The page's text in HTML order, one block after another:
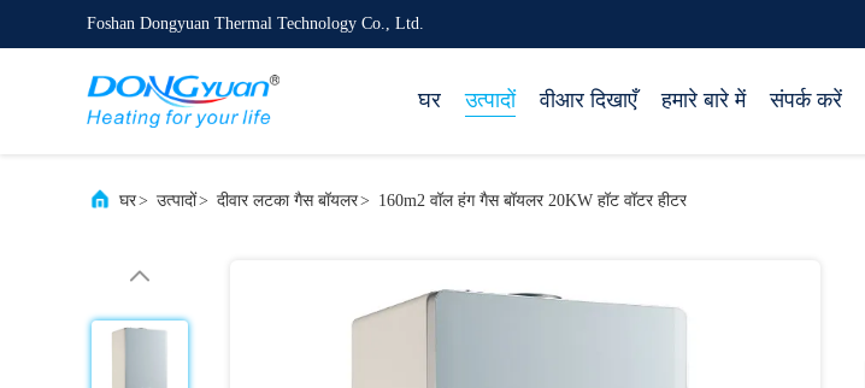
Foshan Dongyuan Thermal Technology Co., Ltd.
घर उत्पादों वीआर दिखाएँ हमारे बारे में संपर्क करें
घर> उत्पादों> दीवार लटका गैस बॉयलर> 160m2 वॉल हंग गैस बॉयलर 20KW हॉट वॉटर हीटर